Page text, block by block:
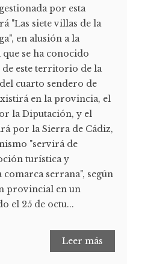
por esta
"Las siete villas de la
en alusión a la
se ha conocido
este territorio de la
cuarto sendero de
en la provincia, el
la Diputación, y el
por la Sierra de Cádiz,
"servirá de
turística y
serrana", según
provincial en un
el 25 de octu...
Leer más